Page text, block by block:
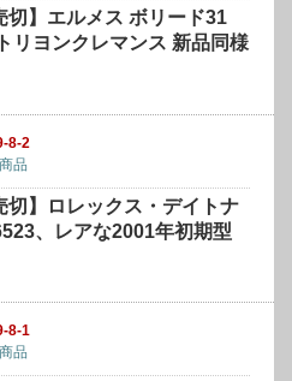
切】エルメス ボリード31
リヨンクレマンス 新品同様
8-2
品
切】ロレックス・デイトナ
、レアな2001年初期型
8-1
品